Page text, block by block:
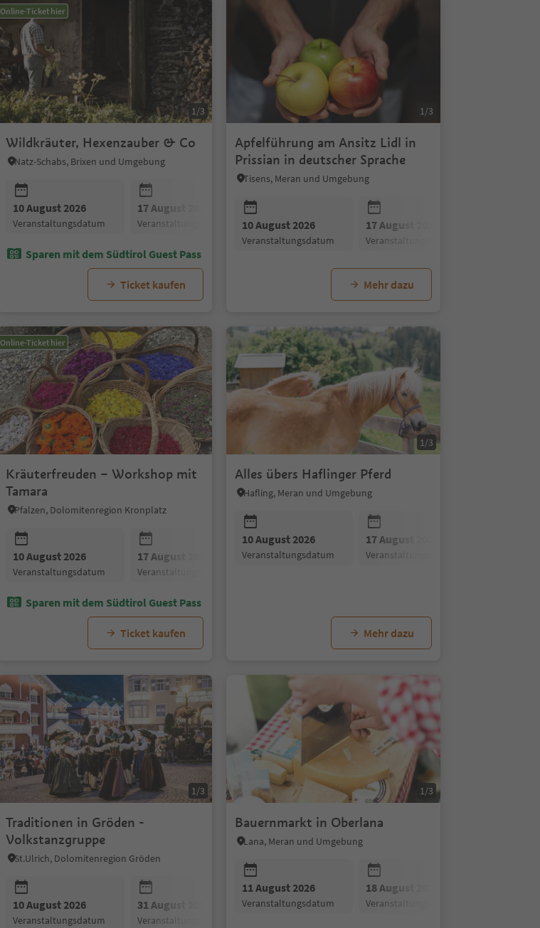
24 August 2026 31 August 2026
Veranstaltungsdatum
07 September 2026
Veranstaltungsdatum
Online-Ticket hier
1/3
Wildkräuter, Hexenzauber & Co
Natz-Schabs, Brixen und Umgebung
10 August 2026
Veranstaltungsdatum
17 August 2026
Veranstaltungsdatum Veranstaltungsdatum Veranstaltungsdatum
Sparen mit dem Südtirol Guest Pass
Ticket kaufen
1/3
Apfelführung am Ansitz Lidl in
Prissian in deutscher Sprache
Tisens, Meran und Umgebung
10 August 2026
Veranstaltungsdatum
17 August 2026
Veranstaltungsdatum
Mehr dazu
Veranstaltungsdatum Veranstaltungsdatum
Online-Ticket hier
Kräuterfreuden – Workshop mit
Tamara
Pfalzen, Dolomitenregion Kronplatz
10 August 2026
Veranstaltungsdatum
17 August 2026
Veranstaltungsdatum
24 August 2026 31 August 2026
Sparen mit dem Südtirol Guest Pass
Ticket kaufen
1/3
Alles übers Haflinger Pferd
Hafling, Meran und Umgebung
10 August 2026
Veranstaltungsdatum
17 August 2026
Veranstaltungsdatum
Mehr dazu
24 August 2026
Veranstaltungsdatum
31 August 2026
Veranstaltungsdatum
07 September 2026
1/3
Traditionen in Gröden -
Volkstanzgruppe
St.Ulrich, Dolomitenregion Gröden
10 August 2026
Veranstaltungsdatum
31 August 2026
Veranstaltungsdatum
1/3
Bauernmarkt in Oberlana
Lana, Meran und Umgebung
11 August 2026
Veranstaltungsdatum
18 August 2026
Veranstaltungsdatum